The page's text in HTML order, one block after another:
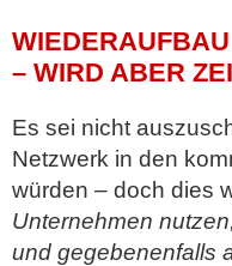
– WIRD ABER
Es sei nicht
Netzwerk in den
würden – doch dies
Unternehmen
und gegebenenfalls